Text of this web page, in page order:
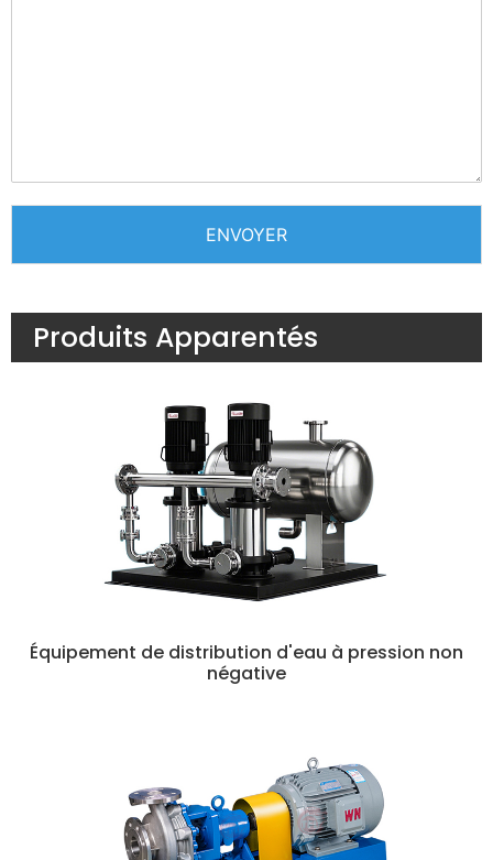
ENVOYER
Produits Apparentés
Équipement de distribution d'eau à pression non
négative